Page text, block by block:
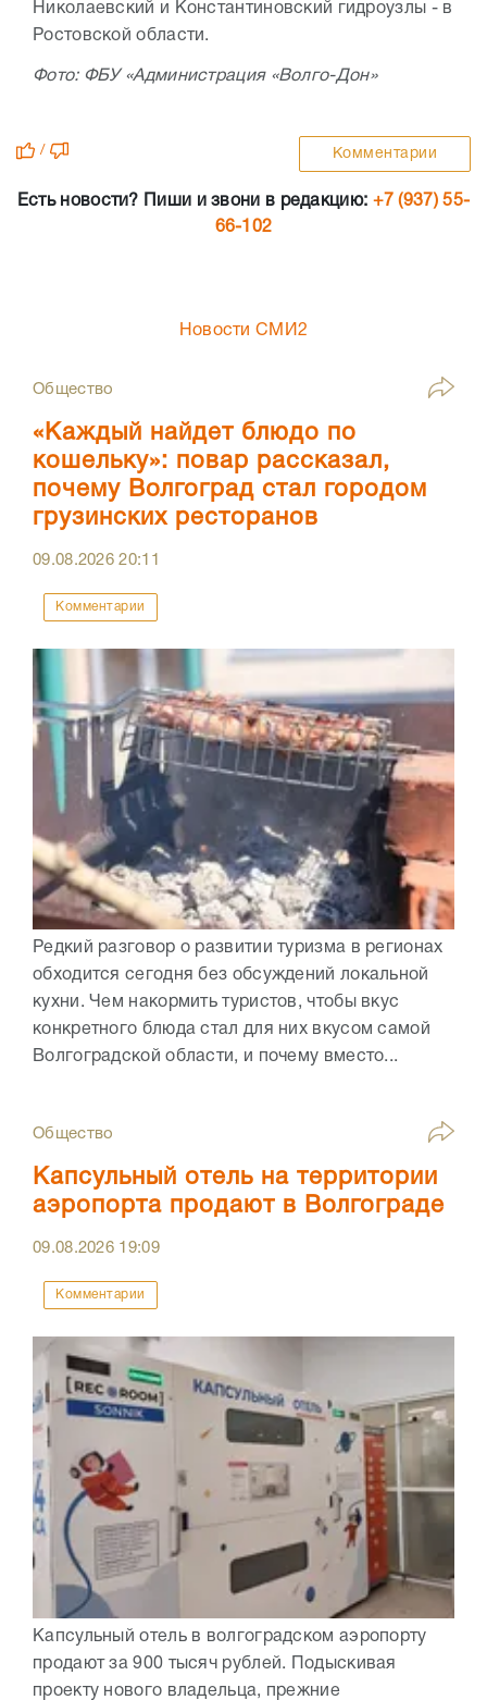
Николаевский и Константиновский гидроузлы - в
Ростовской области.
Фото: ФБУ «Администрация «Волго-Дон»
/ Комментарии
Есть новости? Пиши и звони в редакцию: +7 (937) 55-
66-102
Новости СМИ2
Общество
«Каждый найдет блюдо по
кошельку»: повар рассказал,
почему Волгоград стал городом
грузинских ресторанов
09.08.202620:11
Комментарии
Редкий разговор о развитии туризма в регионах
обходится сегодня без обсуждений локальной
кухни. Чем накормить туристов, чтобы вкус
конкретного блюда стал для них вкусом самой
Волгоградской области, и почему вместо...
Общество
Капсульный отель на территории
аэропорта продают в Волгограде
09.08.2026 19:09
Комментарии
Капсульный отель в волгоградском аэропорту
продают за 900 тысяч рублей. Подыскивая
проекту нового владельца, прежние